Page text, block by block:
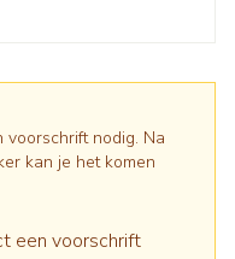
voorschrift nodig. Na
kan je het komen
een voorschrift